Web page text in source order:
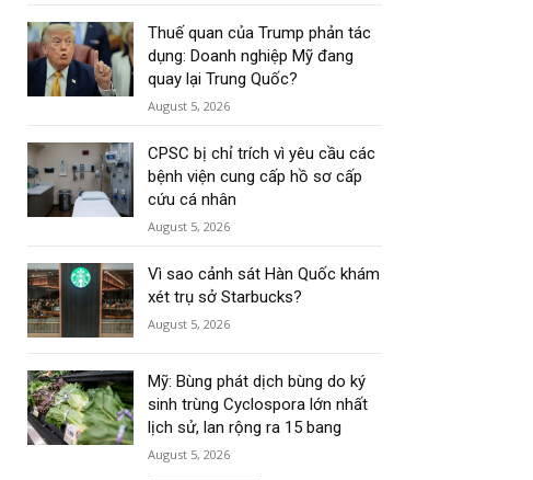
Thuế quan của Trump phản tác
dụng: Doanh nghiệp Mỹ đang
quay lại Trung Quốc?
August 5, 2026
CPSC bị chỉ trích vì yêu cầu các
bệnh viện cung cấp hồ sơ cấp
cứu cá nhân
August 5, 2026
Vì sao cảnh sát Hàn Quốc khám
xét trụ sở Starbucks?
August 5, 2026
Mỹ: Bùng phát dịch bùng do ký
sinh trùng Cyclospora lớn nhất
lịch sử, lan rộng ra 15 bang
August 5, 2026